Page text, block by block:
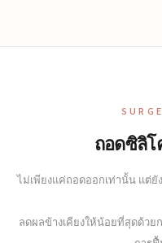
ถอดซิลิ
ไม่เพียงแค่ถอดออกเท่านั้น แต่ยั
ลดผลข้างเคียงให้น้อยที่สุดด้วย